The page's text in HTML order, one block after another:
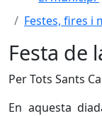
Festes, fires i
Festa de
Per Tots Sants
En aquesta